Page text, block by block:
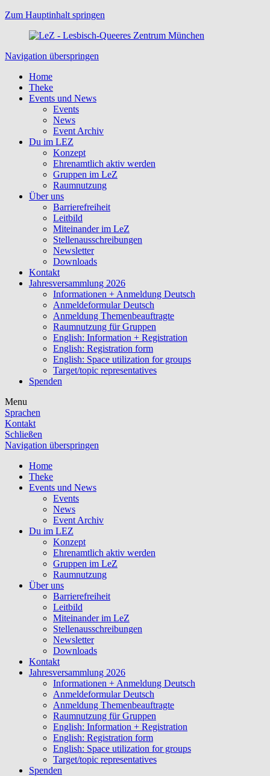
Zum Hauptinhalt springen
Navigation überspringen
Home
Theke
Events und News
Events
News
Event Archiv
Du im LEZ
Konzept
Ehrenamtlich aktiv werden
Gruppen im LeZ
Raumnutzung
Über uns
Barrierefreiheit
Leitbild
Miteinander im LeZ
Stellenausschreibungen
Newsletter
Downloads
Kontakt
Jahresversammlung 2026
Informationen + Anmeldung Deutsch
Anmeldeformular Deutsch
Anmeldung Themenbeauftragte
Raumnutzung für Gruppen
English: Information + Registration
English: Registration form
English: Space utilization for groups
Target/topic representatives
Spenden
Menu
Sprachen
Kontakt
Schließen
Navigation überspringen
Home
Theke
Events und News
Events
News
Event Archiv
Du im LEZ
Konzept
Ehrenamtlich aktiv werden
Gruppen im LeZ
Raumnutzung
Über uns
Barrierefreiheit
Leitbild
Miteinander im LeZ
Stellenausschreibungen
Newsletter
Downloads
Kontakt
Jahresversammlung 2026
Informationen + Anmeldung Deutsch
Anmeldeformular Deutsch
Anmeldung Themenbeauftragte
Raumnutzung für Gruppen
English: Information + Registration
English: Registration form
English: Space utilization for groups
Target/topic representatives
Spenden